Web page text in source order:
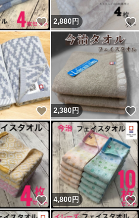
いいね！
2,880円
いいね！
2,380円
いいね！
4,800円